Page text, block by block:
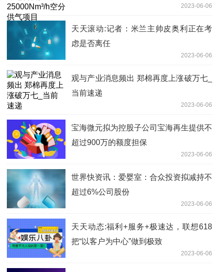
2023-06-06
天天滚动:记者：米兰主帅皮奥利正在考
虑是否离任
2023-06-06
观与产业消息频出 郑棉再度上涨破万七_
当前速递
2023-06-06
宝海微元拟为控股子公司宝海再生提供不
超过900万的额度担保
2023-06-06
世界快资讯：爱婴室：合众投资拟减持不
超过6%公司股份
2023-06-06
天天动态:福利+服务+极速达，联想618
把“以客户为中心”做到极致
2023-06-06